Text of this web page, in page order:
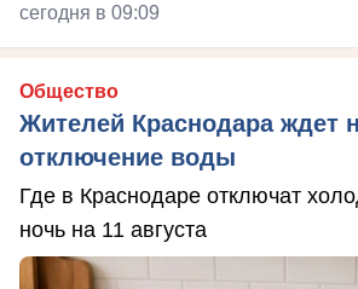
сегодня в 09:09
Общество
Жителей Краснодара ждет
отключение воды
Где в Краснодаре отключат
ночь на 11 августа